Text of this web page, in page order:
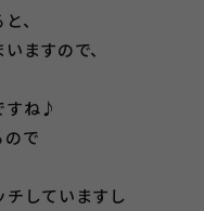
、
ますので、
すね♪
ので
していますし